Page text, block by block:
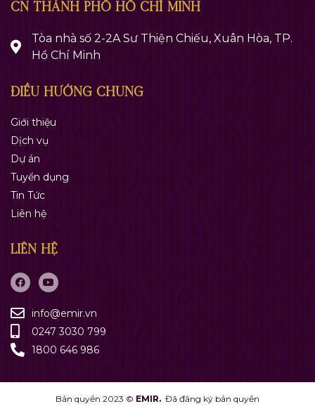
CN THÀNH PHỐ HỒ CHÍ MINH
Tòa nhà số 2-2A Sư Thiện Chiếu, Xuân Hòa, TP.
Hồ Chí Minh
ĐIỀU HƯỚNG CHUNG
Giới thiệu
Dịch vụ
Dự án
Tuyển dụng
Tin Tức
Liên hệ
LIÊN HỆ
info@emir.vn
0247 3030 799
1800 646 986
Bản quyền 2023 © EMIR. Đã đăng ký bản quyền